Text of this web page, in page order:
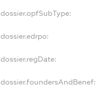
dossier.opfSubType:
dossier.edrpo:
dossier.regDate:
dossier.foundersAndBenef: